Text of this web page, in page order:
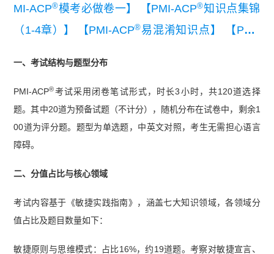
MI-ACP®模考必做卷一】 【PMI-ACP®知识点集锦
（1-4章）】
【PMI-ACP®易混淆知识点】
【PMI-
一、考试结构与题型分布
PMI-ACP®考试采用闭卷笔试形式，时长3小时，共120道选择
题。其中20道为预备试题（不计分），随机分布在试卷中，剩余1
00道为评分题。题型为单选题，中英文对照，考生无需担心语言
障碍。
二、分值占比与核心领域
考试内容基于《敏捷实践指南》，涵盖七大知识领域，各领域分
值占比及题目数量如下：
敏捷原则与思维模式：占比16%，约19道题。考察对敏捷宣言、